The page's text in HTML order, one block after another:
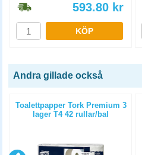
593.80 kr
KÖP
Andra gillade också
Toalettpapper Tork Premium 3
lager T4 42 rullar/bal